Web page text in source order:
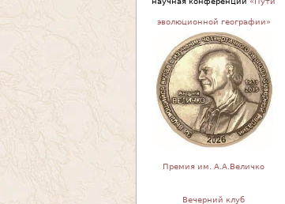
эволюционной географии»
Премия им. А.А.Величко
Вечерний клуб